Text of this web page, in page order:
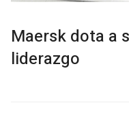
Maersk dota a
liderazgo